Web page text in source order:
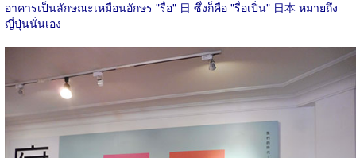
อาคารเป็นลักษณะเหมือนอักษร "รื่อ" 日 ซึ่งก็คือ "รื่อเปิ่น" 日本 หมายถึง
ญี่ปุ่นนั่นเอง